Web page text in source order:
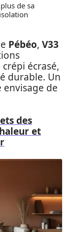
de sa
Pébéo, V33
écrasé,
durable. Un
de
des
et